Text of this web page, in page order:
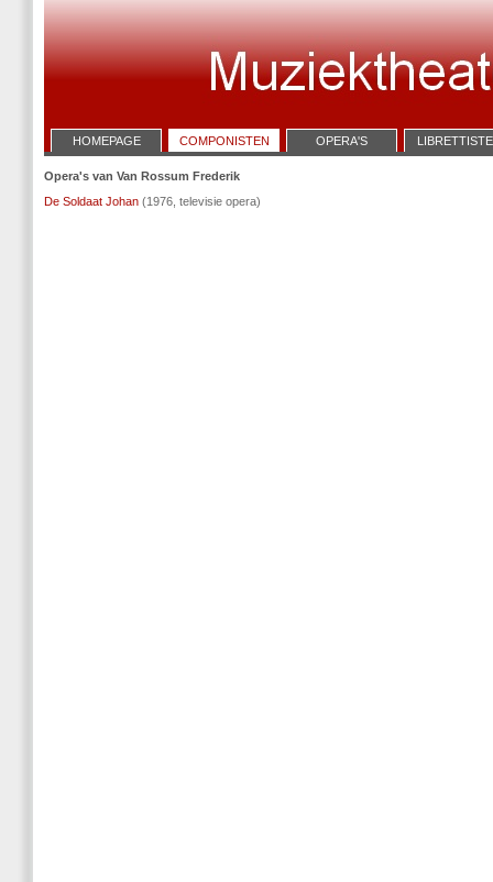
HOMEPAGE COMPONISTEN OPERA'S
Opera's van Van Rossum Frederik
De Soldaat Johan (1976, televisie opera)